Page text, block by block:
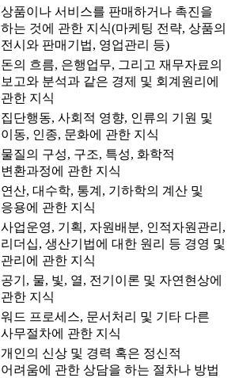
상품이나 서비스를 판매하거나 촉진을
하는 것에 관한 지식(마케팅 전략, 상품의
전시와 판매기법, 영업관리 등)
돈의 흐름, 은행업무, 그리고 재무자료의
보고와 분석과 같은 경제 및 회계원리에
관한 지식
집단행동, 사회적 영향, 인류의 기원 및
이동, 인종, 문화에 관한 지식
물질의 구성, 구조, 특성, 화학적
변환과정에 관한 지식
연산, 대수학, 통계, 기하학의 계산 및
응용에 관한 지식
사업운영, 기획, 자원배분, 인적자원관리,
리더십, 생산기법에 대한 원리 등 경영 및
관리에 관한 지식
공기, 물, 빛, 열, 전기이론 및 자연현상에
관한 지식
워드 프로세스, 문서처리 및 기타 다른
사무절차에 관한 지식
개인의 신상 및 경력 혹은 정신적
어려움에 관한 상담을 하는 절차나 방법